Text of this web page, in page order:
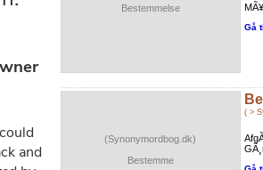
Bestemmelse
Gå
(Synonymordbog.dk)
Bestemme
( >